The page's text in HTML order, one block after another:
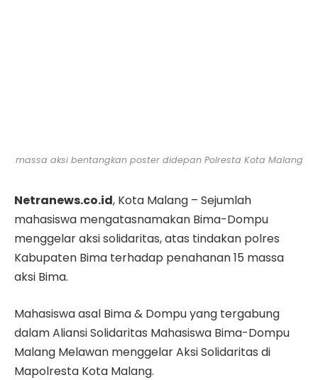
massa aksi bentangkan poster didepan Polresta Kota Malang
Netranews.co.id, Kota Malang – Sejumlah
mahasiswa mengatasnamakan Bima-Dompu
menggelar aksi solidaritas, atas tindakan polres
Kabupaten Bima terhadap penahanan 15 massa
aksi Bima.
Mahasiswa asal Bima & Dompu yang tergabung
dalam Aliansi Solidaritas Mahasiswa Bima-Dompu
Malang Melawan menggelar Aksi Solidaritas di
Mapolresta Kota Malang.